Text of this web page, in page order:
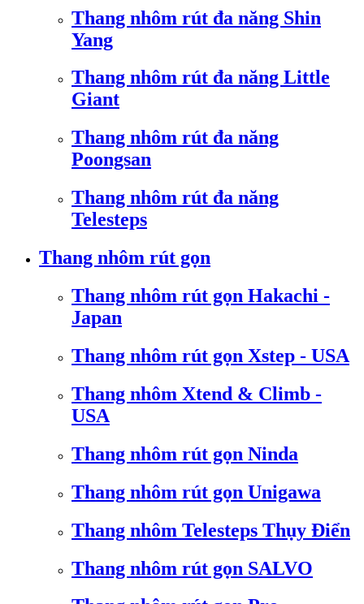
Thang nhôm rút đa năng Shin
Yang
Thang nhôm rút đa năng Little
Giant
Thang nhôm rút đa năng
Poongsan
Thang nhôm rút đa năng
Telesteps
Thang nhôm rút gọn
Thang nhôm rút gọn Hakachi -
Japan
Thang nhôm rút gọn Xstep - USA
Thang nhôm Xtend & Climb -
USA
Thang nhôm rút gọn Ninda
Thang nhôm rút gọn Unigawa
Thang nhôm Telesteps Thụy Điển
Thang nhôm rút gọn SALVO